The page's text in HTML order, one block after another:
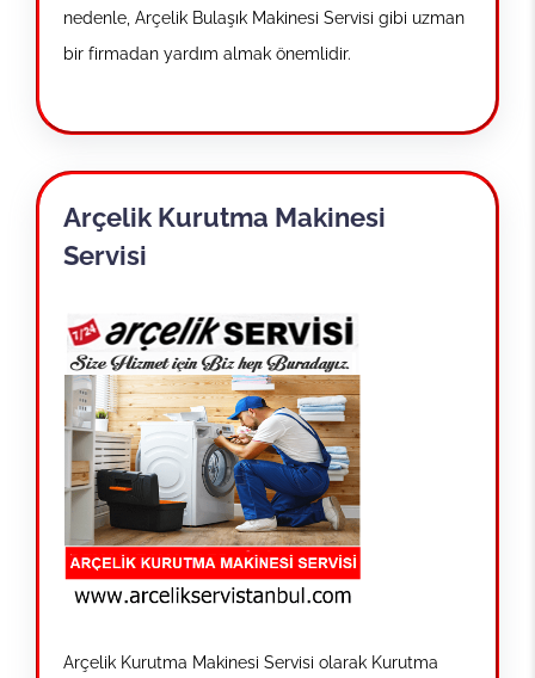
nedenle, Arçelik Bulaşık Makinesi Servisi gibi uzman
bir firmadan yardım almak önemlidir.
Arçelik Kurutma Makinesi
Servisi
Arçelik Kurutma Makinesi Servisi olarak Kurutma